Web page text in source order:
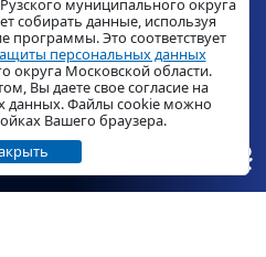
Рузского муниципального
.
граждан Администрации
округа:ruza_og_argo@mosreg.ru
муниципального округа
собирать данные, используя
программы. Это соответствует
персональных данных
округа Московской области.
Вы даете свое согласие на
данных. Файлы cookie можно
Вашего браузера.